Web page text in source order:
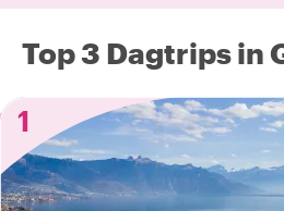
Top 3 Dagtrips in
1